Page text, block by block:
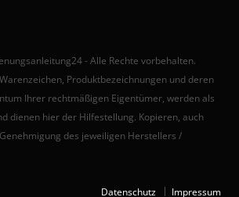
- Alle Rechte vorbehalten.
Produktbezeichnungen und deren
Ihrer rechtmäßigen Eigentümer, werden als
dienen hier der Hilfestellung. Kopieren, auch
des jeweiligen Herstellers /
Datenschutz Impressum